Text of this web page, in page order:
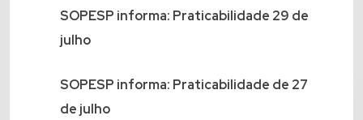
SOPESP informa: Praticabilidade 29 de
julho
SOPESP informa: Praticabilidade de 27
de julho